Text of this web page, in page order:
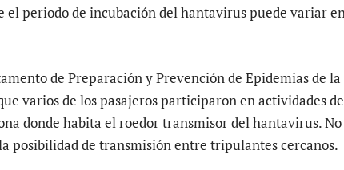
el periodo de incubación del hantavirus puede variar
de Preparación y Prevención de Epidemias de la
varios de los pasajeros participaron en actividades
donde habita el roedor transmisor del hantavirus.
posibilidad de transmisión entre tripulantes cercanos.